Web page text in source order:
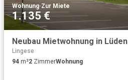
Wohnung·Zur Miete
1.135 €
Neubau Mietwohnung in
Lingese
94 m²2 ZimmerWohnung